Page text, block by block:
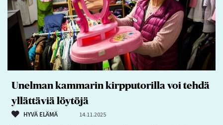
Unelman kammarin kirpputorilla voi tehdä
yllättäviä löytöjä
HYVÄ ELÄMÄ 14.11.2025